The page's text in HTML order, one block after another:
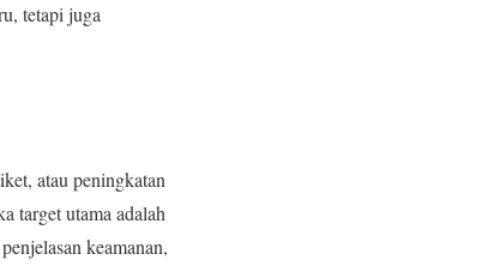
tetapi juga
atau peningkatan
target utama adalah
keamanan,